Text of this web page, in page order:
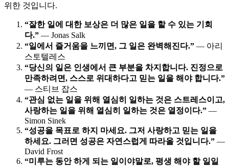
위한 것입니다.
“잘한 일에 대한 보상은 더 많은 일을 할 수 있는 기회
다.” — Jonas Salk
“일에서 즐거움을 느끼면, 그 일은 완벽해진다.” — 아리
스토텔레스
“당신의 일은 인생에서 큰 부분을 차지합니다. 진정으로
만족하려면, 스스로 위대하다고 믿는 일을 해야 합니다.”
— 스티브 잡스
“관심 없는 일을 위해 열심히 일하는 것은 스트레스이고,
사랑하는 일을 위해 열심히 일하는 것은 열정이다.” —
Simon Sinek
“성공을 목표로 하지 마세요. 그저 사랑하고 믿는 일을
하세요. 그러면 성공은 자연스럽게 따라올 것입니다.” —
David Frost
“미루는 동안 하게 되는 일이야말로, 평생 해야 할 일일